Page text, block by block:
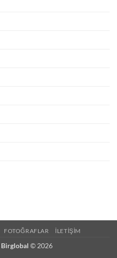
FOTOĞRAFLAR İLETIŞIM
Birglobal © 2026